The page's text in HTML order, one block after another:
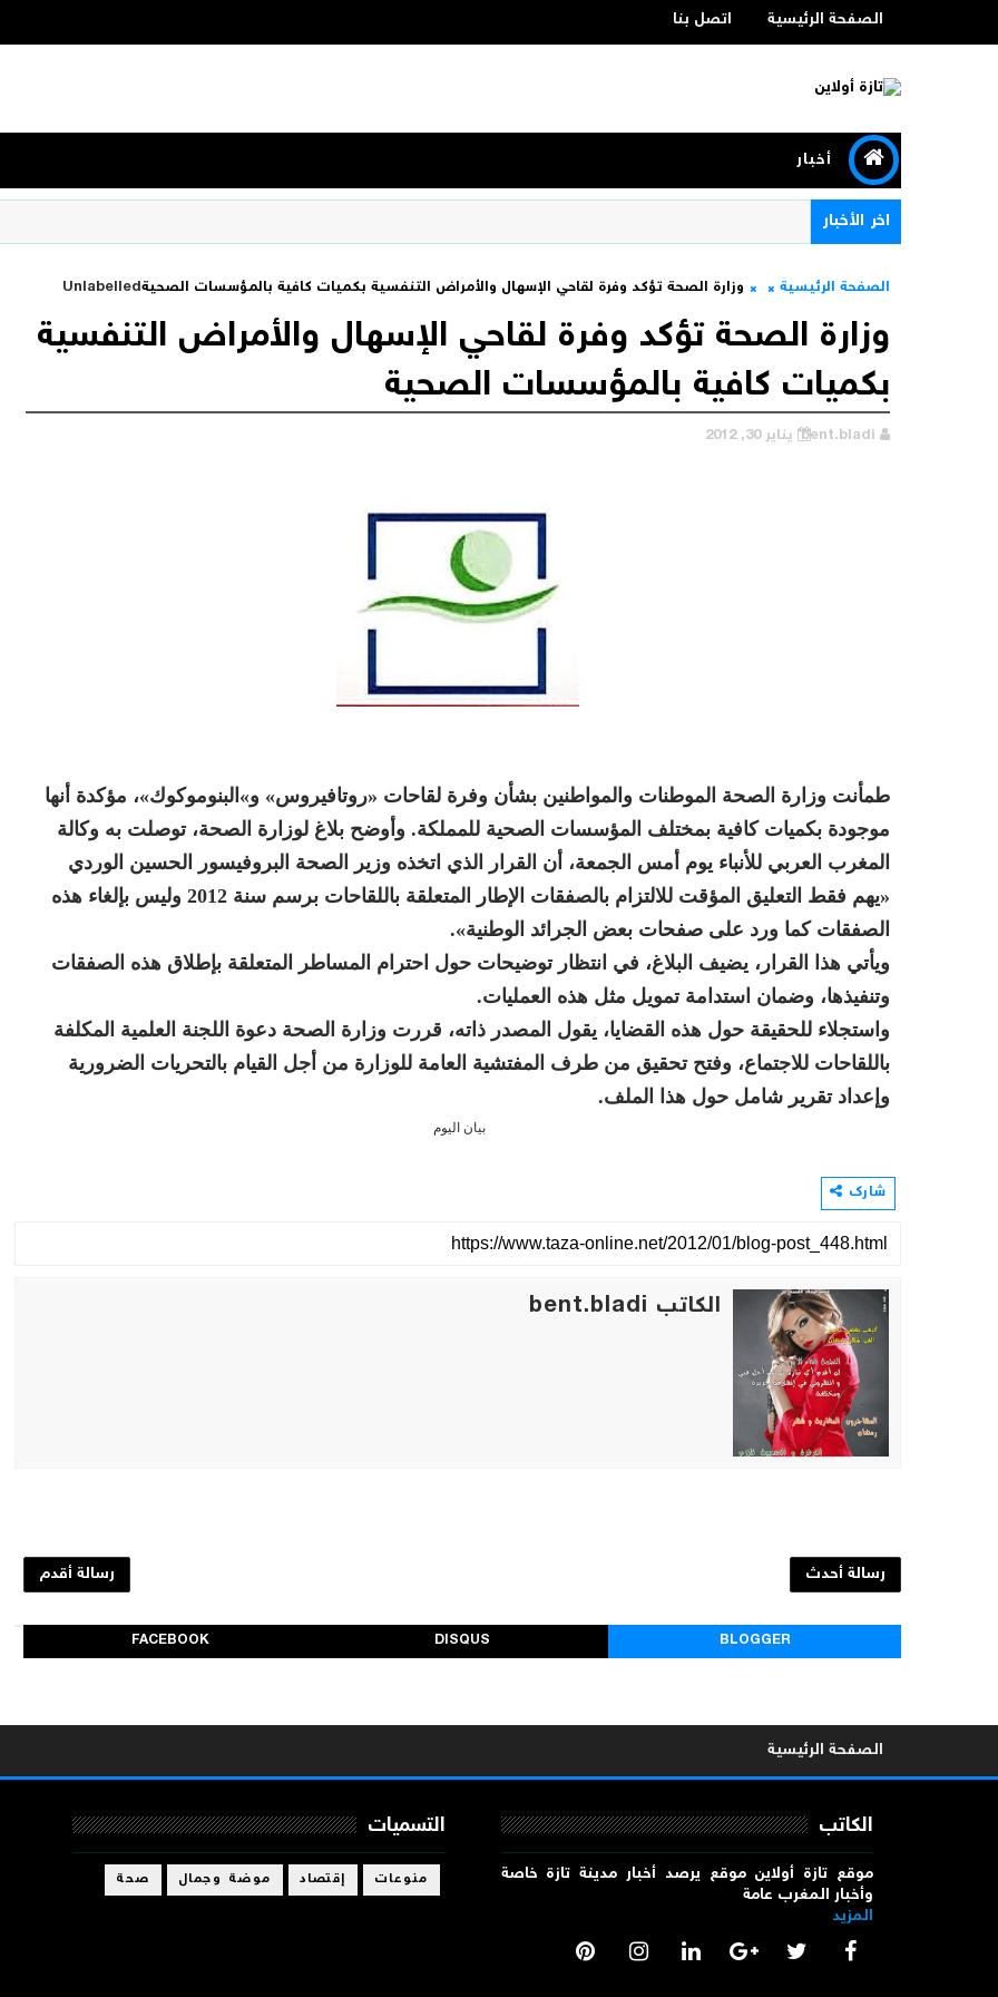
الصفحة الرئيسية اتصل بنا
أخبار
اخر الأخبار
الصفحة الرئيسية Unlabelledوزارة الصحة تؤكد وفرة لقاحي الإسهال والأمراض التنفسية بكميات كافية بالمؤسسات الصحية
وزارة الصحة تؤكد وفرة لقاحي الإسهال والأمراض التنفسية
بكميات كافية بالمؤسسات الصحية
bent.bladi يناير 30, 2012
طمأنت وزارة الصحة الموطنات والمواطنين بشأن وفرة لقاحات «روتافيروس» و»البنوموكوك»، مؤكدة أنها
موجودة بكميات كافية بمختلف المؤسسات الصحية للمملكة. وأوضح بلاغ لوزارة الصحة، توصلت به وكالة
المغرب العربي للأنباء يوم أمس الجمعة، أن القرار الذي اتخذه وزير الصحة البروفيسور الحسين الوردي
«يهم فقط التعليق المؤقت للالتزام بالصفقات الإطار المتعلقة باللقاحات برسم سنة 2012 وليس بإلغاء هذه
الصفقات كما ورد على صفحات بعض الجرائد الوطنية».
ويأتي هذا القرار، يضيف البلاغ، في انتظار توضيحات حول احترام المساطر المتعلقة بإطلاق هذه الصفقات
وتنفيذها، وضمان استدامة تمويل مثل هذه العمليات.
واستجلاء للحقيقة حول هذه القضايا، يقول المصدر ذاته، قررت وزارة الصحة دعوة اللجنة العلمية المكلفة
باللقاحات للاجتماع، وفتح تحقيق من طرف المفتشية العامة للوزارة من أجل القيام بالتحريات الضرورية
وإعداد تقرير شامل حول هذا الملف.
بيان اليوم
شارك
الكاتب bent.bladi
رسالة أحدث رسالة أقدم
BLOGGER
DISQUS
FACEBOOK
الصفحة الرئيسية
الكاتب
موقع تازة أولاين موقع يرصد أخبار مدينة تازة خاصة
وأخبار المغرب عامة
المزيد
التسميات
منوعات إقتصاد موضة وجمال صحة